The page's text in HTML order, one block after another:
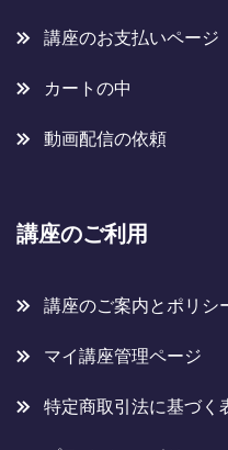
講座のお支払いページ
カートの中
動画配信の依頼
講座のご利用
講座のご案内とポリシ
マイ講座管理ページ
特定商取引法に基づく